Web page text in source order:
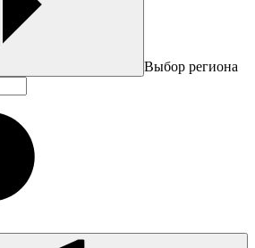
Выбор региона